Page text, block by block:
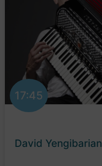
17:45
David Yengibarian